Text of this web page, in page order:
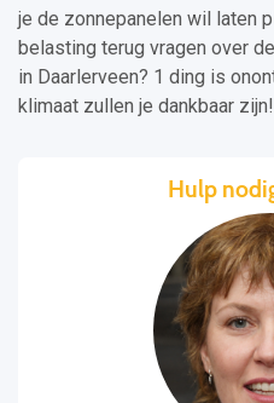
je de zonnepanelen wil laten
belasting terug vragen over
in Daarlerveen? 1 ding is
klimaat zullen je dankbaar zijn!
Hulp